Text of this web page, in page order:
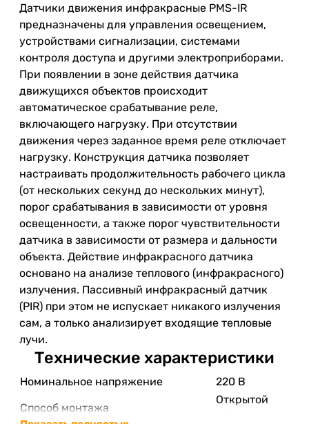
Датчики движения инфракрасные PMS-IR
предназначены для управления освещением,
устройствами сигнализации, системами
контроля доступа и другими электроприборами.
При появлении в зоне действия датчика
движущихся объектов происходит
автоматическое срабатывание реле,
включающего нагрузку. При отсутствии
движения через заданное время реле отключает
нагрузку. Конструкция датчика позволяет
настраивать продолжительность рабочего цикла
(от нескольких секунд до нескольких минут),
порог срабатывания в зависимости от уровня
освещенности, а также порог чувствительности
датчика в зависимости от размера и дальности
объекта. Действие инфракрасного датчика
основано на анализе теплового (инфракрасного)
излучения. Пассивный инфракрасный датчик
(PIR) при этом не испускает никакого излучения
сам, а только анализирует входящие тепловые
лучи.
Технические характеристики
Номинальное напряжение
220 В
Способ монтажа
Открытой